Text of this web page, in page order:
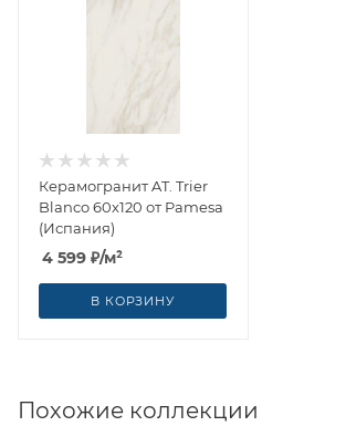
Керамогранит AT. Trier
Blanco 60x120 от Pamesa
(Испания)
4 599 ₽/м²
В КОРЗИНУ
Похожие коллекции